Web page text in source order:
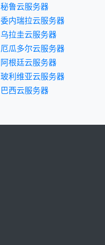
秘鲁云服务器
委内瑞拉云服务器
乌拉圭云服务器
厄瓜多尔云服务器
阿根廷云服务器
玻利维亚云服务器
巴西云服务器